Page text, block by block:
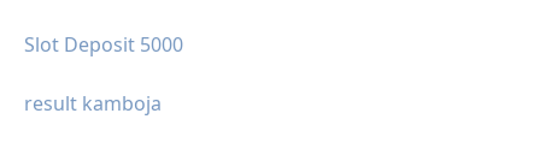
Slot Deposit 5000
result kamboja